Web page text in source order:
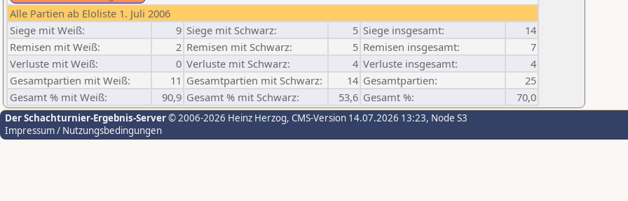
Alle Partien ab Eloliste 1. Juli 2006
Siege mit Weiß:
9 Siege mit Schwarz: 5 Siege insgesamt:
14
Remisen mit Weiß:
2 Remisen mit Schwarz: 5 Remisen insgesamt:
7
Verluste mit Weiß:
0 Verluste mit Schwarz: 4 Verluste insgesamt:
4
Gesamtpartien mit Weiß:
11 Gesamtpartien mit Schwarz: 14 Gesamtpartien:
25
Gesamt % mit Weiß:
90,9 Gesamt % mit Schwarz: 53,6 Gesamt %: 70,0
Der Schachturnier-Ergebnis-Server© 2006-2026 Heinz Herzog, CMS-Version 14.07.2026 13:23, Node S3
Impressum / Nutzungsbedingungen